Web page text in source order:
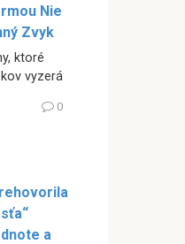
Nie
Zvyk
ktoré
vyzerá
0
a